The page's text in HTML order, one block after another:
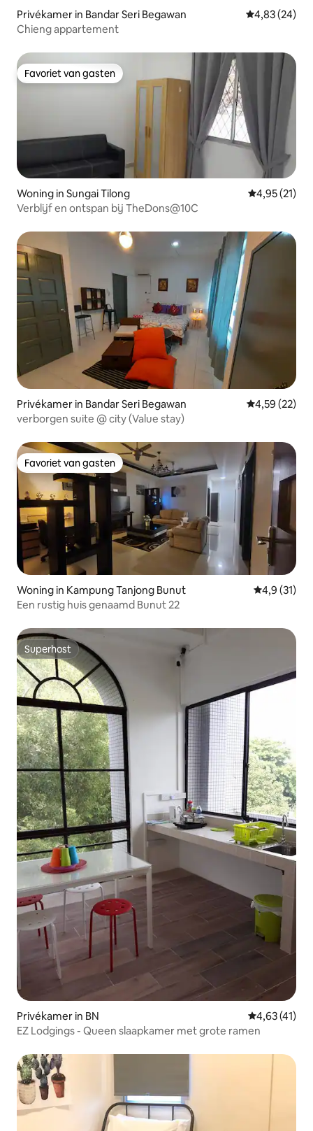
Privékamer in Bandar Seri Begawan Gemiddelde
4,83 (24)
Chieng appartement
Favoriet van gasten
Favoriet van gasten
Woning in Sungai Tilong Gemiddelde
4,95 (21)
Verblijf en ontspan bij TheDons@10C
Privékamer in Bandar Seri Begawan Gemiddelde
4,59 (22)
verborgen suite @ city (Value stay)
Favoriet van gasten
Favoriet van gasten
Woning in Kampung Tanjong Bunut
4,9 (31)
Een rustig huis genaamd Bunut 22
Superhost
Superhost
Privékamer in BN Gemiddelde
4,63 (41)
EZ Lodgings - Queen slaapkamer met grote ramen